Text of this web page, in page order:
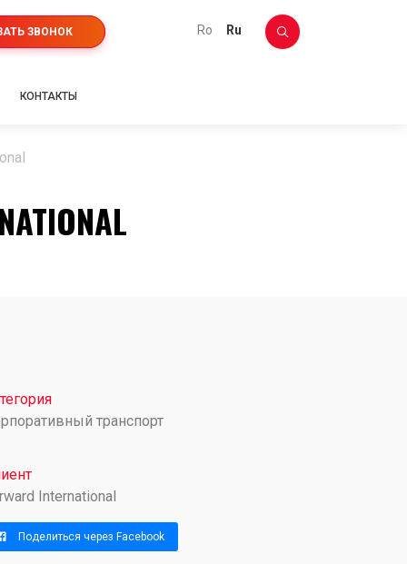
ЗВОНОК ro ru
КОНТАКТЫ
транспорт
International
Поделиться через Facebook